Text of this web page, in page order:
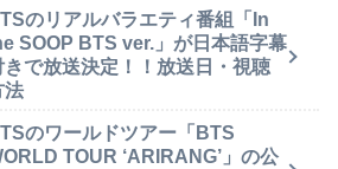
のリアルバラエティ番組「In
SOOP BTS ver.」が日本語字幕
きで放送決定！！放送日・視聴
法
のワールドツアー「BTS
TOUR ‘ARIRANG’」の公